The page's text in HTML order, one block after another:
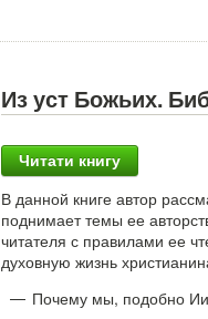
Из уст Божьих.
Читати книгу
В данной книге автор
поднимает темы ее
читателя с правилами ее
духовную жизнь
Почему мы, подобно